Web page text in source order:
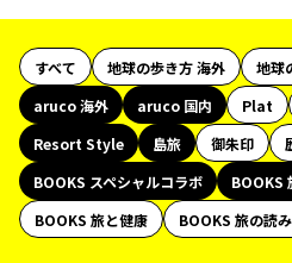
すべて 地球の歩き方 海外
地球
aruco 海外
aruco 国内 Plat
Resort Style
島旅 御朱印
BOOKS スペシャルコラボ
BOOKS
BOOKS 旅と健康
BOOKS 旅の読